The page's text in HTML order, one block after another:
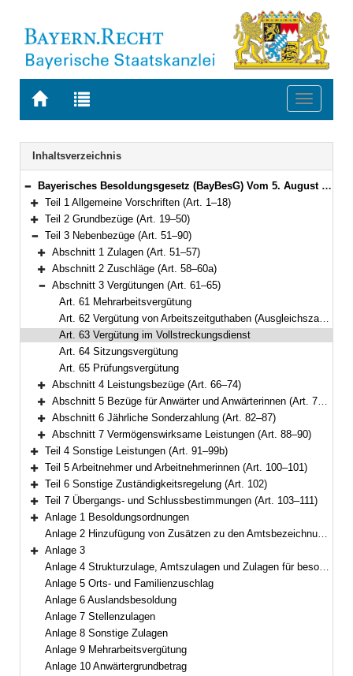
Zur
BAYERN.RECHT
Zur
letzten
Suche
Toggle
Navigation
Inhaltsverzeichnis
Bereich reduzieren
Bayerisches Besoldungsgesetz (BayBesG) Vom 5. August 2010 (GVBl. S. 410, 764) BayRS 2032-1-1-F (Art. 1–111)
Bereich erweitern
Teil 1 Allgemeine Vorschriften (Art. 1–18)
Bereich erweitern
Teil 2 Grundbezüge (Art. 19–50)
Bereich reduzieren
Teil 3 Nebenbezüge (Art. 51–90)
Bereich erweitern
Abschnitt 1 Zulagen (Art. 51–57)
Bereich erweitern
Abschnitt 2 Zuschläge (Art. 58–60a)
Bereich reduzieren
Abschnitt 3 Vergütungen (Art. 61–65)
Art. 61 Mehrarbeitsvergütung
Art. 62 Vergütung von Arbeitszeitguthaben (Ausgleichszahlung)
Art. 63 Vergütung im Vollstreckungsdienst
Art. 64 Sitzungsvergütung
Art. 65 Prüfungsvergütung
Bereich erweitern
Abschnitt 4 Leistungsbezüge (Art. 66–74)
Bereich erweitern
Abschnitt 5 Bezüge für Anwärter und Anwärterinnen (Art. 75–81)
Bereich erweitern
Abschnitt 6 Jährliche Sonderzahlung (Art. 82–87)
Bereich erweitern
Abschnitt 7 Vermögenswirksame Leistungen (Art. 88–90)
Bereich erweitern
Teil 4 Sonstige Leistungen (Art. 91–99b)
Bereich erweitern
Teil 5 Arbeitnehmer und Arbeitnehmerinnen (Art. 100–101)
Bereich erweitern
Teil 6 Sonstige Zuständigkeitsregelung (Art. 102)
Bereich erweitern
Teil 7 Übergangs- und Schlussbestimmungen (Art. 103–111)
Bereich erweitern
Anlage 1 Besoldungsordnungen
Anlage 2 Hinzufügung von Zusätzen zu den Amtsbezeichnungen
Bereich erweitern
Anlage 3
Anlage 4 Strukturzulage, Amtszulagen und Zulagen für besondere Berufsgruppen
Anlage 5 Orts- und Familienzuschlag
Anlage 6 Auslandsbesoldung
Anlage 7 Stellenzulagen
Anlage 8 Sonstige Zulagen
Anlage 9 Mehrarbeitsvergütung
Anlage 10 Anwärtergrundbetrag